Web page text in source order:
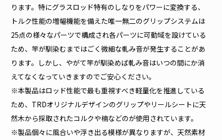
ります。特にグラスロッド特有のしなりをパワーに変換する、
トルク性能の増幅機能を備えた唯一無二のグリップシステムは
25点の様々なパーツで構成され各パーツに可動域を設けている
ため、竿が馴染むまではごく微細な軋み音が発生することがあ
ります。しかし、やがて竿が馴染めば軋み音はいつの間にか消
えてなくなっていきますのでご安心ください。
※本製品はロッド性能で最も重視すべき軽量化を推進している
ため、TRDオリジナルデザインのグリップやリールシートに天
然木から採取されたコルクや楠などのが使用されています。
※製品個々に風合いや浮き出る模様が異なりますが、天然素材